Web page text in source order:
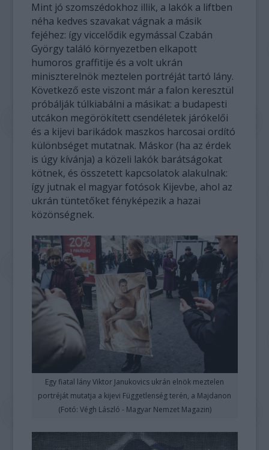
Mint jó szomszédokhoz illik, a lakók a liftben
néha kedves szavakat vágnak a másik
fejéhez: így viccelődik egymással Czabán
György találó környezetben elkapott
humoros graffitije és a volt ukrán
miniszterelnök meztelen portréját tartó lány.
Következő este viszont már a falon keresztül
próbálják túlkiabálni a másikat: a budapesti
utcákon megörökített csendéletek járókelői
és a kijevi barikádok maszkos harcosai ordító
különbséget mutatnak. Máskor (ha az érdek
is úgy kívánja) a közeli lakók barátságokat
kötnek, és összetett kapcsolatok alakulnak:
így jutnak el magyar fotósok Kijevbe, ahol az
ukrán tüntetőket fényképezik a hazai
közönségnek.
Egy fiatal lány Viktor Janukovics ukrán elnök meztelen
portréját mutatja a kijevi Függetlenség terén, a Majdanon
(Fotó: Végh László - Magyar Nemzet Magazin)